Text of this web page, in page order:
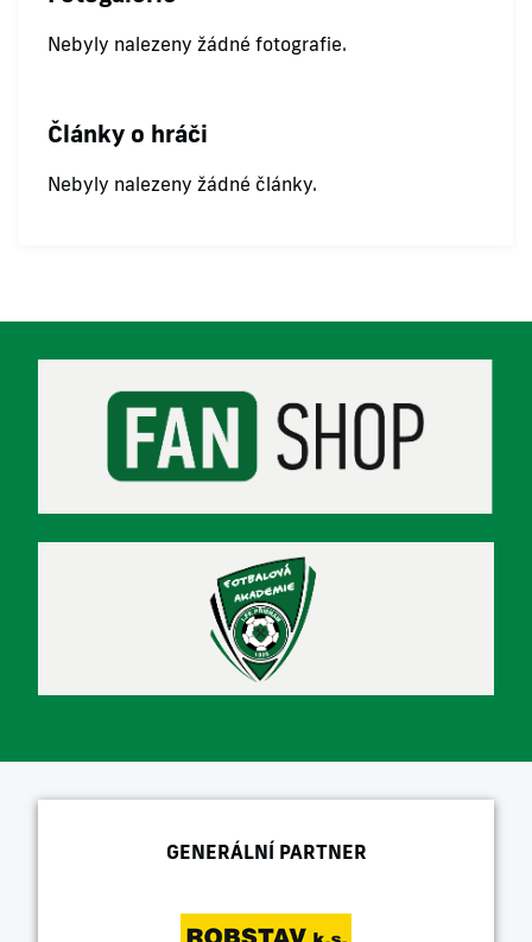
Nebyly nalezeny žádné fotografie.
Články o hráči
Nebyly nalezeny žádné články.
GENERÁLNÍ PARTNER